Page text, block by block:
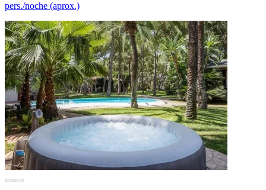
pers./noche (aprox.)